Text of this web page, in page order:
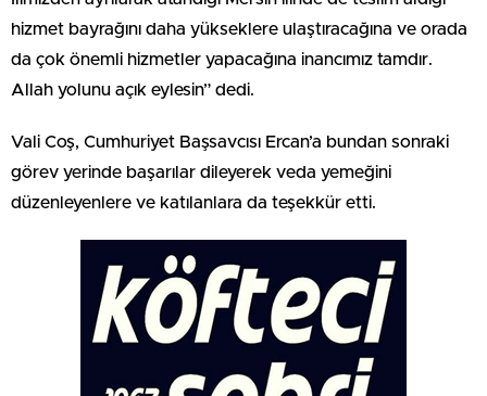
hizmet bayrağını daha yükseklere ulaştıracağına ve orada
da çok önemli hizmetler yapacağına inancımız tamdır.
Allah yolunu açık eylesin” dedi.
Vali Coş, Cumhuriyet Başsavcısı Ercan’a bundan sonraki
görev yerinde başarılar dileyerek veda yemeğini
düzenleyenlere ve katılanlara da teşekkür etti.